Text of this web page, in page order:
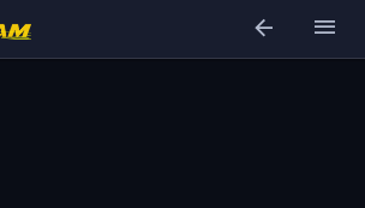
arrow_back menu